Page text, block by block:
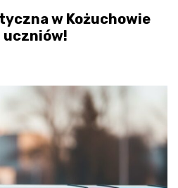
w Kożuchowie
uczniów!